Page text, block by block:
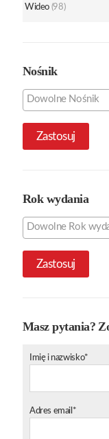
Wideo (98)
Nośnik
Zastosuj
Rok wydania
Zastosuj
Masz pytania?
Imię i nazwisko*
Adres email*